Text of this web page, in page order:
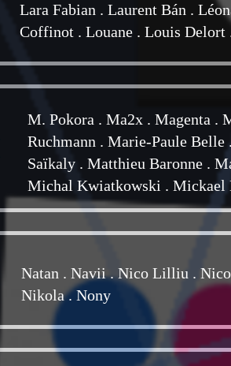
Lara Fabian . Laurent Bán .
Coffinot . Louane . Louis Delort
M. Pokora . Ma2x . Magenta .
Ruchmann . Marie-Paule Belle
Saïkaly . Matthieu Baronne .
Michal Kwiatkowski . Mickael
Natan . Navii. Nico Lilliu .
Nikola.Nony